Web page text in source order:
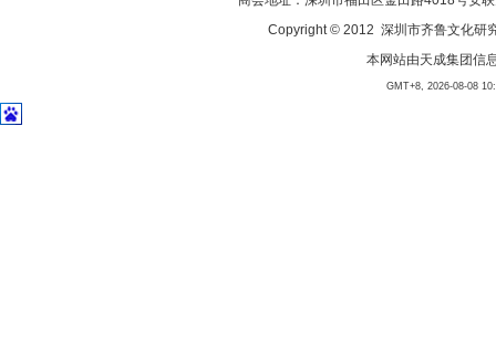
Copyright © 2012 深圳市齐鲁文化研
本网站由天成集团信
GMT+8, 2026-08-08